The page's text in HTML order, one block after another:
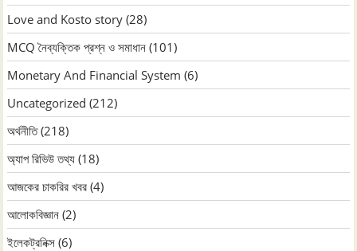
Love and Kosto story (28)
MCQ নৈব্যক্তিক প্রশ্ন ও সমাধান (101)
Monetary And Financial System (6)
Uncategorized (212)
অর্থনীতি(218)
অ্যাপ রিভিউ তথ্য (18)
আজকের চাকরির খবর (4)
আলোকবিজ্ঞান (2)
ইলেকট্রনিক্স (6)